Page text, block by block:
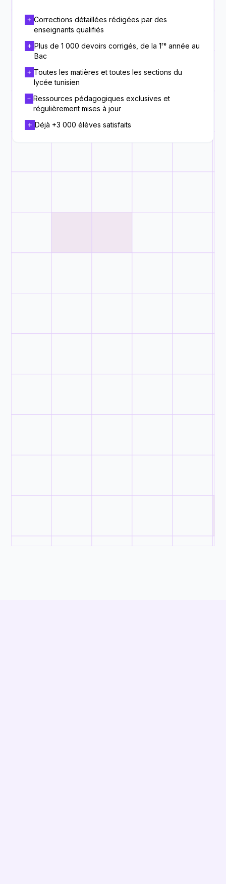
Corrections détaillées rédigées par des
enseignants qualifiés
Plus de 1 000 devoirs corrigés, de la 1ʳᵉ année au
Bac
Toutes les matières et toutes les sections du
lycée tunisien
Ressources pédagogiques exclusives et
régulièrement mises à jour
Déjà +3 000 élèves satisfaits